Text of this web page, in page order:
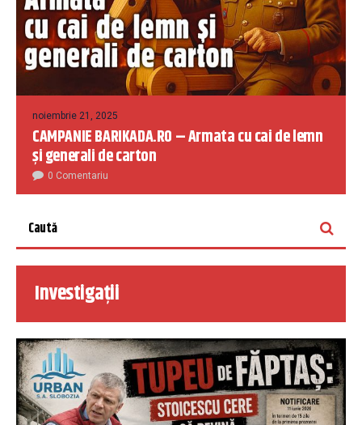
noiembrie 21, 2025
CAMPANIE BARIKADA.RO – Armata cu cai de lemn
și generali de carton
0 Comentariu
Investigații